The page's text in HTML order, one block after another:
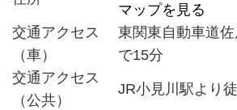
マップを見る
交通アクセス
（車）
東関東自動車道
で15分
交通アクセス
（公共）
JR小見川駅より